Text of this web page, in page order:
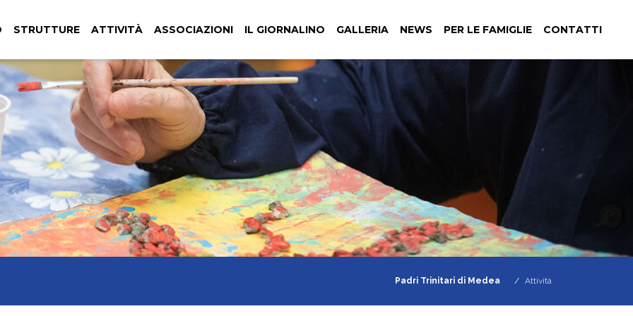
STRUTTURE ATTIVITÀ(CURRENT)
ASSOCIAZIONI IL GIORNALINO GALLERIA NEWS PER LE FAMIGLIE CONTATTI
Padri Trinitari di Medea Attività